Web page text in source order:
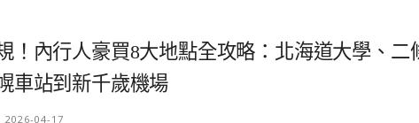
！內行人豪買8大地點全攻略：北海道大學、二
車站到新千歲機場
2026-04-17